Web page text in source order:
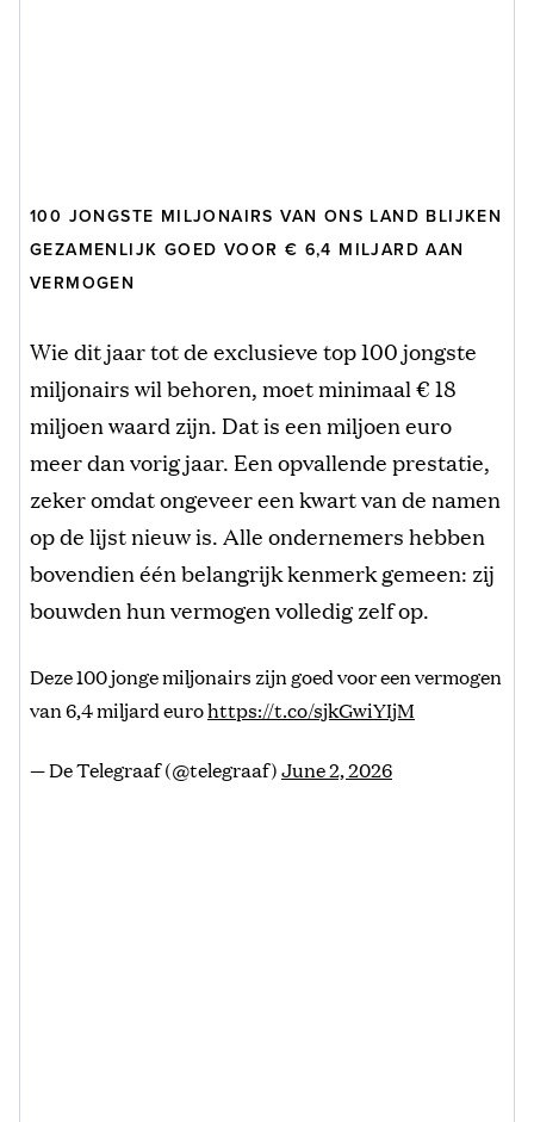
100 JONGSTE MILJONAIRS VAN ONS LAND BLIJKEN
GEZAMENLIJK GOED VOOR € 6,4 MILJARD AAN
VERMOGEN
Wie dit jaar tot de exclusieve top 100 jongste
miljonairs wil behoren, moet minimaal € 18
miljoen waard zijn. Dat is een miljoen euro
meer dan vorig jaar. Een opvallende prestatie,
zeker omdat ongeveer een kwart van de namen
op de lijst nieuw is. Alle ondernemers hebben
bovendien één belangrijk kenmerk gemeen: zij
bouwden hun vermogen volledig zelf op.
Deze 100 jonge miljonairs zijn goed voor een vermogen
van 6,4 miljard eurohttps://t.co/sjkGwiYIjM
— De Telegraaf (@telegraaf)June 2, 2026